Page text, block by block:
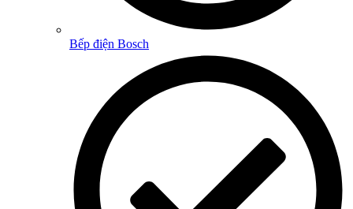
Bếp điện Bosch